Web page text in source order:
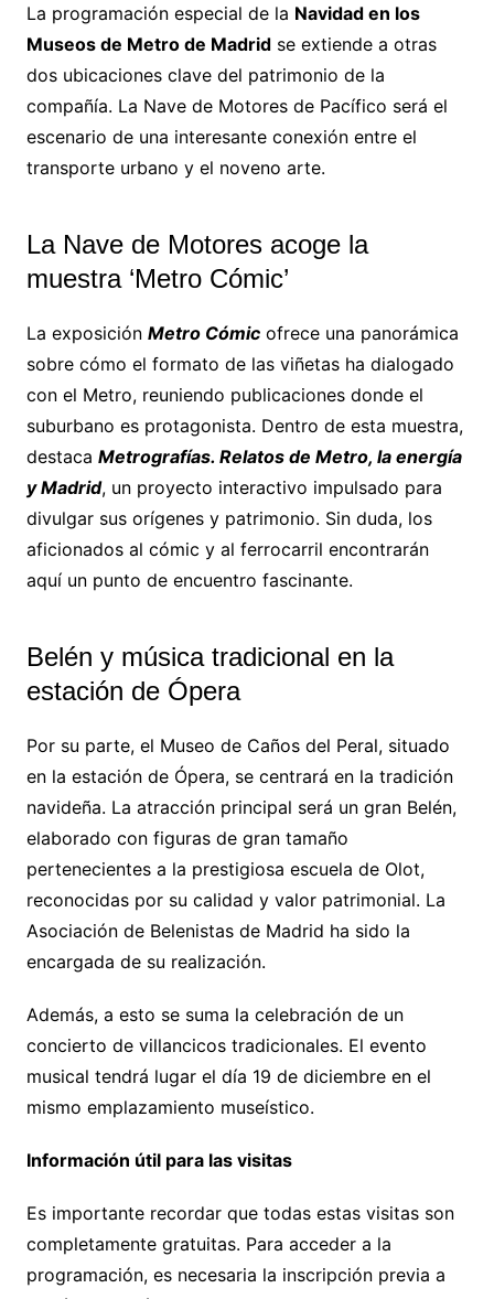
La programación especial de la Navidad en los
Museos de Metro de Madridse extiende a otras
dos ubicaciones clave del patrimonio de la
compañía. La Nave de Motores de Pacífico será el
escenario de una interesante conexión entre el
transporte urbano y el noveno arte.
La Nave de Motores acoge la
muestra ‘Metro Cómic’
La exposición Metro Cómicofrece una panorámica
sobre cómo el formato de las viñetas ha dialogado
con el Metro, reuniendo publicaciones donde el
suburbano es protagonista. Dentro de esta muestra,
destaca Metrografías. Relatos de Metro, la energía
y Madrid, un proyecto interactivo impulsado para
divulgar sus orígenes y patrimonio. Sin duda, los
aficionados al cómic y al ferrocarril encontrarán
aquí un punto de encuentro fascinante.
Belén y música tradicional en la
estación de Ópera
Por su parte, el Museo de Caños del Peral, situado
en la estación de Ópera, se centrará en la tradición
navideña. La atracción principal será un gran Belén,
elaborado con figuras de gran tamaño
pertenecientes a la prestigiosa escuela de Olot,
reconocidas por su calidad y valor patrimonial. La
Asociación de Belenistas de Madrid ha sido la
encargada de su realización.
Además, a esto se suma la celebración de un
concierto de villancicos tradicionales. El evento
musical tendrá lugar el día 19 de diciembre en el
mismo emplazamiento museístico.
Información útil para las visitas
Es importante recordar que todas estas visitas son
completamente gratuitas. Para acceder a la
programación, es necesaria la inscripción previa a